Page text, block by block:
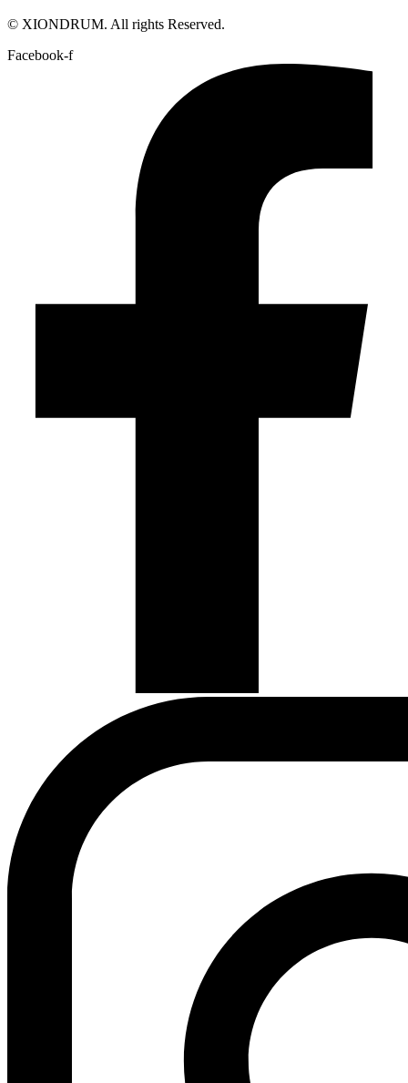
© XIONDRUM. All rights Reserved.
Facebook-f